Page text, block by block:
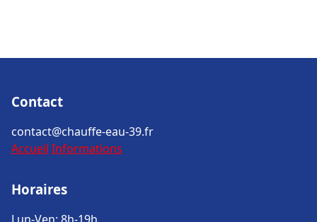
Contact
contact@chauffe-eau-39.fr
Accueil Informations
Horaires